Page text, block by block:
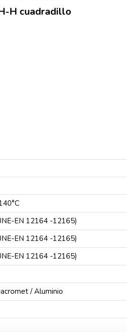
H cuadradillo
EN 12164 -12165)
EN 12164 -12165)
EN 12164 -12165)
/ Aluminio